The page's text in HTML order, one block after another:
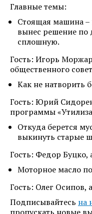
Главные темы:
Стоящая машина –
вынес решение по
сплошную.
Гость: Игорь
общественного
Как не натворить
Гость: Юрий
программы
Откуда берется
выкинуть старые
Гость: Федор Буцко,
Моторное масло
Гость: Олег Осипов,
Подписывайтесь на